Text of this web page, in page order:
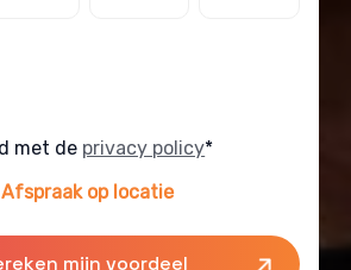
met de privacy policy*
Afspraak op locatie